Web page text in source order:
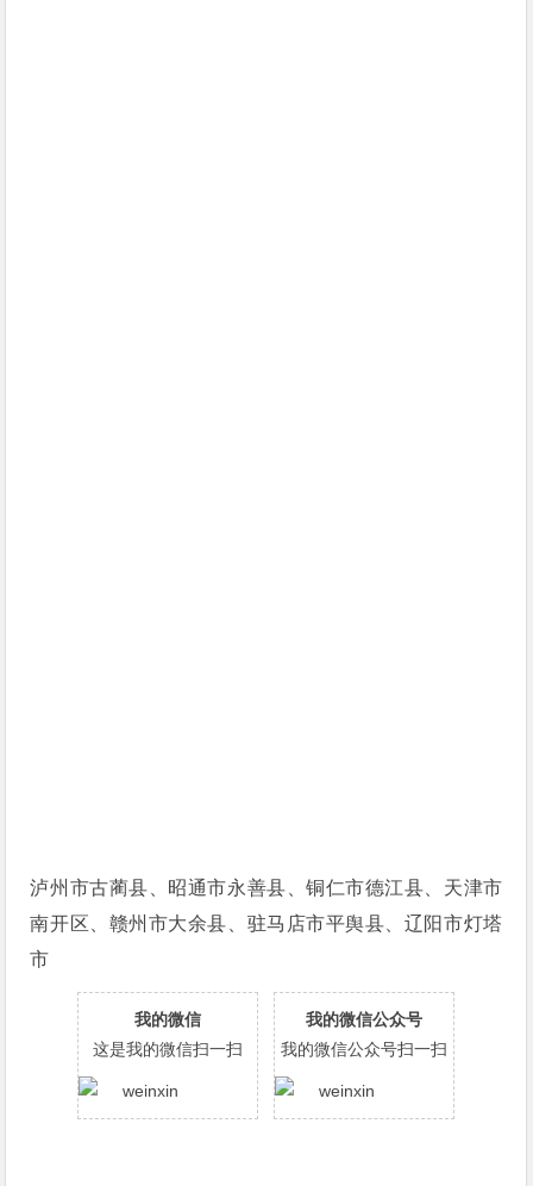
泸州市古蔺县、昭通市永善县、铜仁市德江县、天津市
南开区、赣州市大余县、驻马店市平舆县、辽阳市灯塔
市
我的微信
这是我的微信扫一扫
我的微信公众号
我的微信公众号扫一扫